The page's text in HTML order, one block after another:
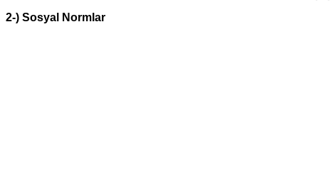
2-) Sosyal Normlar